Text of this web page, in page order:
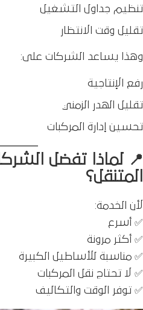
تنظيم جداول التشغيل
تقليل وقت الانتظار
وهذا يساعد الشركات على:
رفع الإنتاجية
تقليل الهدر الزمني
تحسين إدارة المركبات
📍 لماذا تفضل
المتنقل؟
لأن الخدمة:
✅ أسرع
✅ أكثر مرونة
✅ مناسبة للأساطيل الكبيرة
✅ لا تحتاج نقل المركبات
✅ توفر الوقت والتكاليف